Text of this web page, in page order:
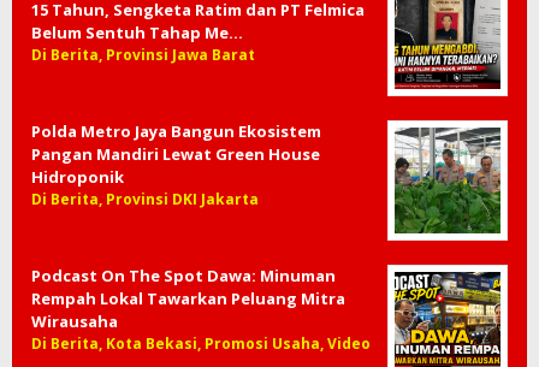
15 Tahun, Sengketa Ratim dan PT Felmica
Belum Sentuh Tahap Me…
Di Berita, Provinsi Jawa Barat
Polda Metro Jaya Bangun Ekosistem
Pangan Mandiri Lewat Green House
Hidroponik
Di Berita, Provinsi DKI Jakarta
Podcast On The Spot Dawa: Minuman
Rempah Lokal Tawarkan Peluang Mitra
Wirausaha
Di Berita, Kota Bekasi, Promosi Usaha, Video